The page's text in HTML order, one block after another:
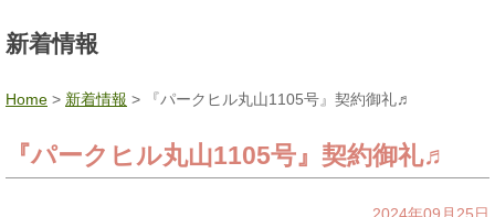
新着情報
Home > 新着情報 > 『パークヒル丸山1105号』契約御礼♬
『パークヒル丸山1105号』契約御礼♬